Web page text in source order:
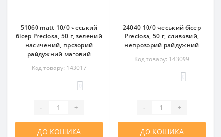
51060 matt 10/0 чеський
бісер Preciosa, 50 г, зелений
насичений, прозорий
райдужний матовий
Код товару: 143017
- +
ДО КОШИКА
24040 10/0 чеський бісер
Preciosa, 50 г, сливовий,
непрозорий райдужний
Код товару: 143099
- +
ДО КОШИКА